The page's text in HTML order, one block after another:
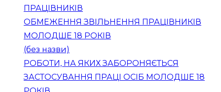
ПРАЦІВНИКІВ
ОБМЕЖЕННЯ ЗВІЛЬНЕННЯ ПРАЦІВНИКІВ
МОЛОДШЕ 18 РОКІВ
(без назви)
РОБОТИ, НА ЯКИХ ЗАБОРОНЯЄТЬСЯ
ЗАСТОСУВАННЯ ПРАЦІ ОСІБ МОЛОДШЕ 18